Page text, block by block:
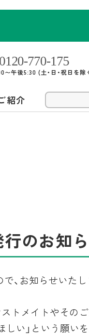
〜午後5:30 (土・日・祝日を除
紹介
行のお知
、お知らせいたし
ストメイトやその
い」という願い